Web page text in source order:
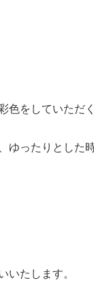
色をしていただく
ゆったりとした
いたします。